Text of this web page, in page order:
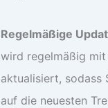
Regelmäßige
wird regelmäßig mit
aktualisiert, sodass
auf die neuesten